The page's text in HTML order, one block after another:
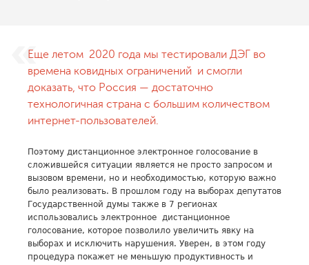
Еще летом 2020 года мы тестировали ДЭГ во
времена ковидных ограничений и смогли
доказать, что Россия — достаточно
технологичная страна с большим количеством
интернет-пользователей.
Поэтому дистанционное электронное голосование в
сложившейся ситуации является не просто запросом и
вызовом времени, но и необходимостью, которую важно
было реализовать. В прошлом году на выборах депутатов
Государственной думы также в 7 регионах
использовались электронное дистанционное
голосование, которое позволило увеличить явку на
выборах и исключить нарушения. Уверен, в этом году
процедура покажет не меньшую продуктивность и